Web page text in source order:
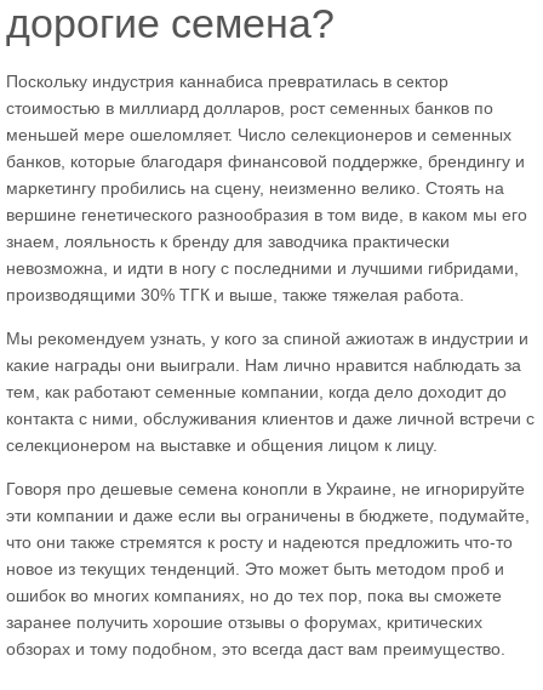
дорогие семена?
Поскольку индустрия каннабиса превратилась в сектор
стоимостью в миллиард долларов, рост семенных банков по
меньшей мере ошеломляет. Число селекционеров и семенных
банков, которые благодаря финансовой поддержке, брендингу и
маркетингу пробились на сцену, неизменно велико. Стоять на
вершине генетического разнообразия в том виде, в каком мы его
знаем, лояльность к бренду для заводчика практически
невозможна, и идти в ногу с последними и лучшими гибридами,
производящими 30% ТГК и выше, также тяжелая работа.
Мы рекомендуем узнать, у кого за спиной ажиотаж в индустрии и
какие награды они выиграли. Нам лично нравится наблюдать за
тем, как работают семенные компании, когда дело доходит до
контакта с ними, обслуживания клиентов и даже личной встречи с
селекционером на выставке и общения лицом к лицу.
Говоря про дешевые семена конопли в Украине, не игнорируйте
эти компании и даже если вы ограничены в бюджете, подумайте,
что они также стремятся к росту и надеются предложить что-то
новое из текущих тенденций. Это может быть методом проб и
ошибок во многих компаниях, но до тех пор, пока вы сможете
заранее получить хорошие отзывы о форумах, критических
обзорах и тому подобном, это всегда даст вам преимущество.